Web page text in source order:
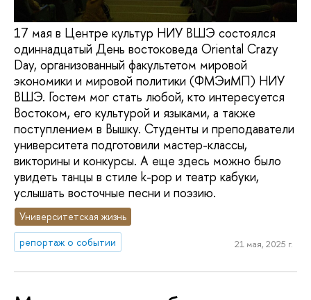
17 мая в Центре культур НИУ ВШЭ состоялся
одиннадцатый День востоковеда Oriental Crazy
Day, организованный факультетом мировой
экономики и мировой политики (ФМЭиМП) НИУ
ВШЭ. Гостем мог стать любой, кто интересуется
Востоком, его культурой и языками, а также
поступлением в Вышку. Студенты и преподаватели
университета подготовили мастер-классы,
викторины и конкурсы. А еще здесь можно было
увидеть танцы в стиле k-pop и театр кабуки,
услышать восточные песни и поэзию.
Университетская жизнь
репортаж о событии
21 мая, 2025 г.